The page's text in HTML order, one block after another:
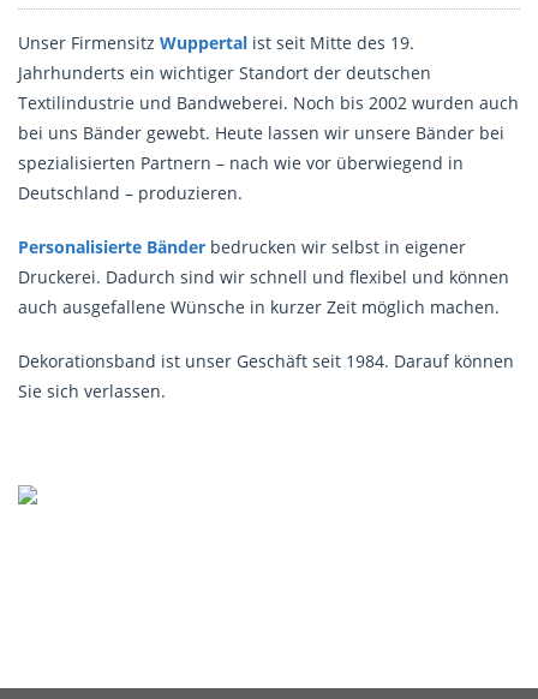
Unser Firmensitz Wuppertal ist seit Mitte des 19.
Jahrhunderts ein wichtiger Standort der deutschen
Textilindustrie und Bandweberei. Noch bis 2002 wurden auch
bei uns Bänder gewebt. Heute lassen wir unsere Bänder bei
spezialisierten Partnern – nach wie vor überwiegend in
Deutschland – produzieren.
Personalisierte Bänder bedrucken wir selbst in eigener
Druckerei. Dadurch sind wir schnell und flexibel und können
auch ausgefallene Wünsche in kurzer Zeit möglich machen.
Dekorationsband ist unser Geschäft seit 1984. Darauf können
Sie sich verlassen.